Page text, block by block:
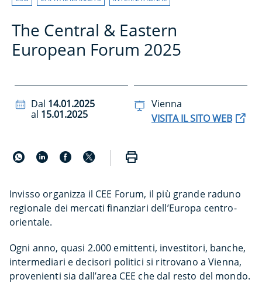
The Central & Eastern
European Forum 2025
Dal 14.01.2025
al 15.01.2025
Vienna
VISITA IL SITO WEB
Invisso organizza il CEE Forum, il più grande raduno
regionale dei mercati finanziari dell’Europa centro-
orientale.
Ogni anno, quasi 2.000 emittenti, investitori, banche,
intermediari e decisori politici si ritrovano a Vienna,
provenienti sia dall’area CEE che dal resto del mondo.